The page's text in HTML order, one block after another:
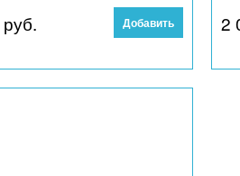
руб. Добавить 2